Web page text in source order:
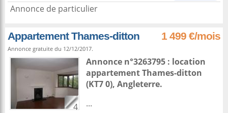
Annonce de particulier
Appartement Thames-ditton 1 499 €/mois
Annonce gratuite du 12/12/2017.
4
Annonce n°3263795 : location
appartementThames-ditton
(KT7 0), Angleterre.
...